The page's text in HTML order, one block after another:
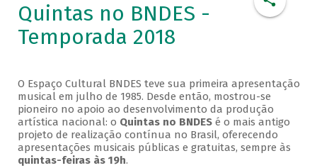
Quintas no BNDES -
Temporada 2018
O Espaço Cultural BNDES teve sua primeira apresentação
musical em julho de 1985. Desde então, mostrou-se
pioneiro no apoio ao desenvolvimento da produção
artística nacional: o Quintas no BNDESé o mais antigo
projeto de realização contínua no Brasil, oferecendo
apresentações musicais públicas e gratuitas, sempre às
quintas-feiras às 19h.